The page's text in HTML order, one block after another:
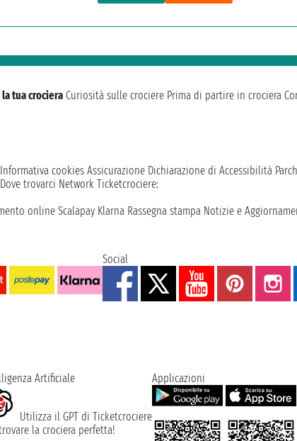
tua crociera Curiosità sulle crociere Prima di partire in crociera
Informativa cookies Assicurazione Dichiarazione di Accessibilità
Dove trovarci Network Ticketcrociere:
online Scalapay Klarna Rassegna stampa Notizie e
Social
Artificiale
Utilizza il GPT di Ticketcrociere
la crociera perfetta!
Applicazioni